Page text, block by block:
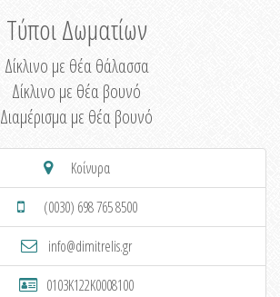
Τύποι Δωματίων
Δίκλινο με θέα θάλασσα
Δίκλινο με θέα βουνό
Διαμέρισμα με θέα βουνό
Κοίνυρα
(0030) 698 765 8500
info@dimitrelis.gr
0103K122K0008100